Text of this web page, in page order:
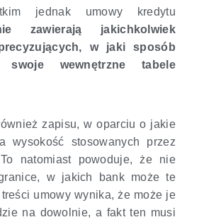
jednak umowy kredytu
zawierają jakichkolwiek
w jaki sposób
wewnętrzne tabele
zapisu, w oparciu o jakie
wysokość stosowanych przez
natomiast powoduje, że nie
w jakich bank może te
umowy wynika, że może je
na dowolnie, a fakt ten musi